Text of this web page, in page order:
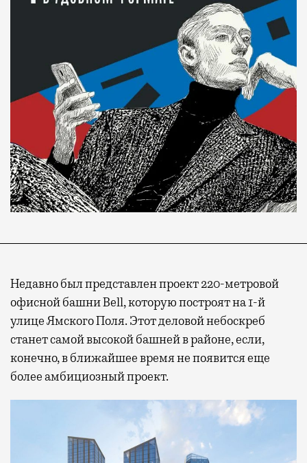
Недавно был представлен проект 220-метровой
офисной башни Bell, которую построят на 1-й
улице Ямского Поля. Этот деловой небоскреб
станет самой высокой башней в районе, если,
конечно, в ближайшее время не появится еще
более амбициозный проект.